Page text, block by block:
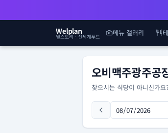
Welplan
웰스토리 · 신세계푸드 메뉴 갤러리
오비맥주광주공
찾으시는 식당이 아니신가요